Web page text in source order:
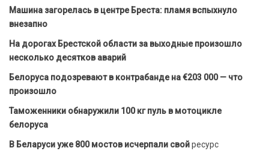
Машина загорелась в центре Бреста: пламя вспыхнуло
внезапно
На дорогах Брестской области за выходные произошло
несколько десятков аварий
Белоруса подозревают в контрабанде на €203 000 — что
произошло
Таможенники обнаружили 100 кг пуль в мотоцикле
белоруса
В Беларуси уже 800 мостов исчерпали свойресурс